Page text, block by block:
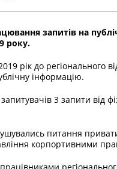
запитів на
року.
рік до регіонального
інформацію.
3 запити від
питання
корпортивними